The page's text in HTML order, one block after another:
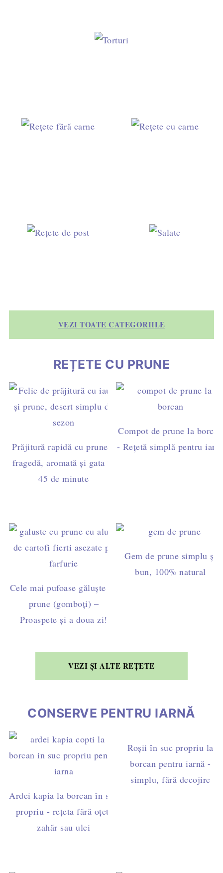
VEZI TOATE CATEGORIILE
REȚETE CU PRUNE
Prăjitură rapidă cu prune –
fragedă, aromată și gata în
45 de minute
Compot de prune la borcan
- Rețetă simplă pentru
Cele mai pufoase găluște cu
prune (gomboți) –
Proaspete și a doua zi!
Gem de prune simplu și
bun, 100% natural
VEZI ȘI ALTE REȚETE
CONSERVE PENTRU IARNĂ
Ardei kapia la borcan în suc
propriu - rețeta fără oțet,
zahăr sau ulei
Roșii în suc propriu la
borcan pentru iarnă -
simplu, fără decojire